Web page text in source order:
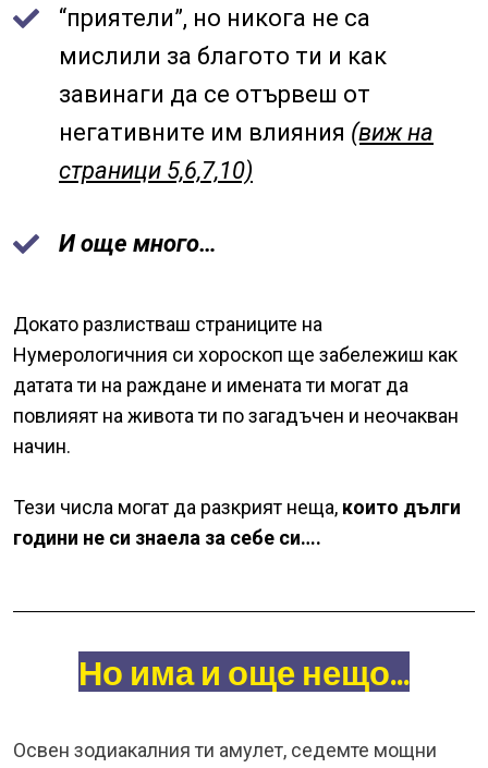
“приятели”, но никога не са
мислили за благото ти и как
завинаги да се отървеш от
негативните им влияния (виж на
страници 5,6,7,10)
И още много…
Докато разлистваш страниците на
Нумерологичния си хороскоп ще забележиш как
датата ти на раждане и имената ти могат да
повлияят на живота ти по загадъчен и неочакван
начин.
Тези числа могат да разкрият неща, които дълги
години не си знаела за себе си….
Но има и още нещо...
Освен зодиакалния ти амулет, седемте мощни